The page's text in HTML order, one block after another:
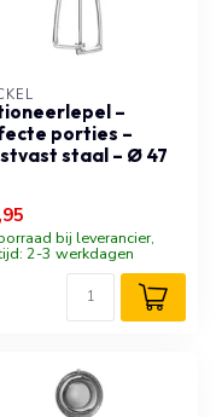
–
porties –
staal – Ø 47
bij leverancier,
2-3 werkdagen